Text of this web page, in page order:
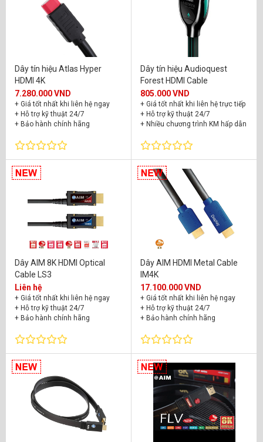
Dây tín hiệu Atlas Hyper
HDMI 4K
7.280.000 VND
+ Giá tốt nhất khi liên hệ ngay
+ Hỗ trợ kỹ thuật 24/7
+ Bảo hành chính hãng
Dây tín hiệu Audioquest
Forest HDMI Cable
805.000 VND
+ Giá tốt nhất khi liên hệ trực tiếp
+ Hỗ trợ kỹ thuật 24/7
+ Nhiều chương trình KM hấp dẫn
Dây AIM 8K HDMI Optical
Cable LS3
Liên hệ
+ Giá tốt nhất khi liên hệ ngay
+ Hỗ trợ kỹ thuật 24/7
+ Bảo hành chính hãng
Dây AIM HDMI Metal Cable
IM4K
17.100.000 VND
+ Giá tốt nhất khi liên hệ ngay
+ Hỗ trợ kỹ thuật 24/7
+ Bảo hành chính hãng